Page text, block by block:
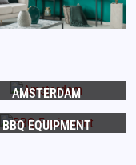
AMSTERDAM
BBQ EQUIPMENT